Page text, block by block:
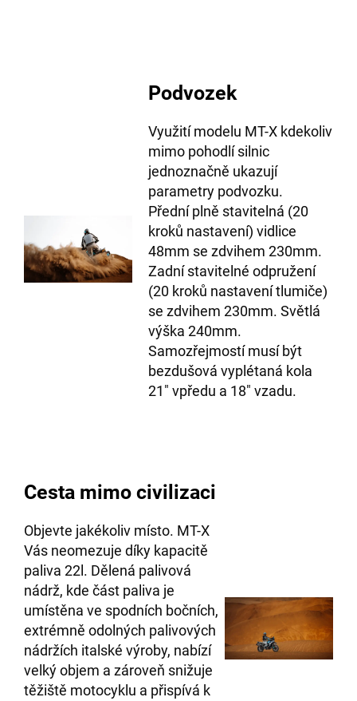
Podvozek
Využití modelu MT-X kdekoliv
mimo pohodlí silnic
jednoznačně ukazují
parametry podvozku.
Přední plně stavitelná (20
kroků nastavení) vidlice
48mm se zdvihem 230mm.
Zadní stavitelné odpružení
(20 kroků nastavení tlumiče)
se zdvihem 230mm. Světlá
výška 240mm.
Samozřejmostí musí být
bezdušová vyplétaná kola
21″ vpředu a 18″ vzadu.
Cesta mimo civilizaci
Objevte jakékoliv místo. MT-X
Vás neomezuje díky kapacitě
paliva 22l. Dělená palivová
nádrž, kde část paliva je
umístěna ve spodních bočních,
extrémně odolných palivových
nádržích italské výroby, nabízí
velký objem a zároveň snižuje
těžiště motocyklu a přispívá k